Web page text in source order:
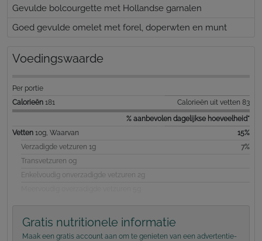
Gevulde bolcourgette met Hollandse garnalen
Goed gevulde omelet met forel, doperwten en munt
Voedingswaarde
Per portie
Calorieën 181
Calorieën uit vetten 83
% aanbevolen dagelijkse hoeveelheid*
Vetten 10g, Waarvan
15%
Verzadigde vetzuren 1g
7%
Transvetzuren 0g
Enkelvoudig onverzadigde vetzuren 2g
Gratis nutritionele informatie
Maak een gratis account aan om te genieten van een advertentie-